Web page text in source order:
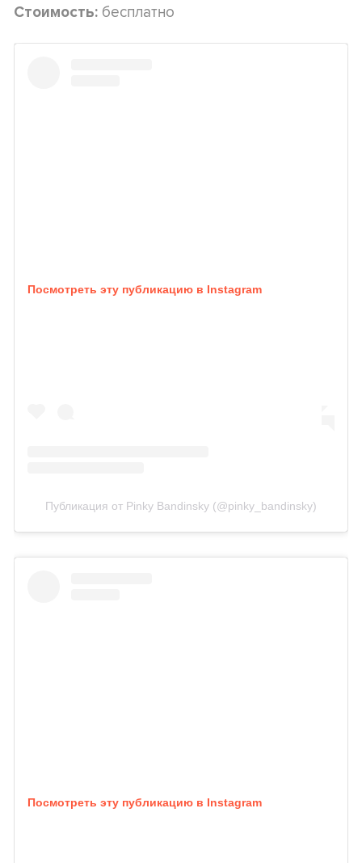
Стоимость: бесплатно
Посмотреть эту публикацию в Instagram
Публикация от Pinky Bandinsky (@pinky_bandinsky)
Посмотреть эту публикацию в Instagram